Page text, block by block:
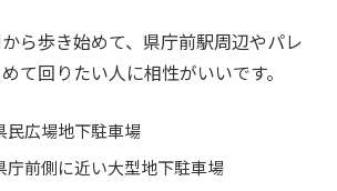
ら歩き始めて、県庁前駅周辺やパレ
て回りたい人に相性がいいです。
民広場地下駐車場
庁前側に近い大型地下駐車場